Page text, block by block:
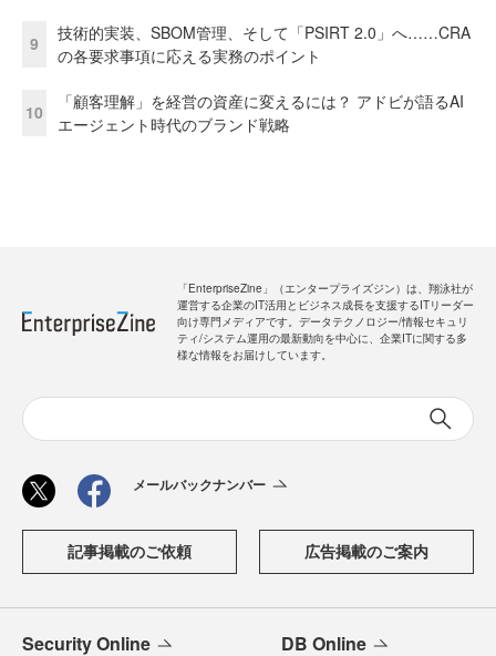
9
技術的実装、SBOM管理、そして「PSIRT 2.0」へ……CRA
の各要求事項に応える実務のポイント
10
「顧客理解」を経営の資産に変えるには？ アドビが語るAI
エージェント時代のブランド戦略
「EnterpriseZine」（エンタープライズジン）は、翔泳社が
運営する企業のIT活用とビジネス成長を支援するITリーダー
向け専門メディアです。データテクノロジー/情報セキュリ
ティ/システム運用の最新動向を中心に、企業ITに関する多
様な情報をお届けしています。
メールバックナンバー
記事掲載のご依頼 広告掲載のご案内
Security Online DB Online